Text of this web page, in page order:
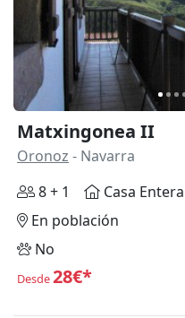
Matxingonea II
Oronoz - Navarra
8 + 1
Casa Entera
En población
No
Desde28€*